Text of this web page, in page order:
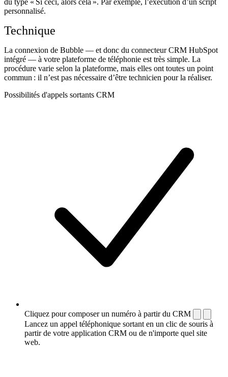
personnalisé.
Technique
La connexion de Bubble — et donc du connecteur CRM HubSpot
intégré — à votre plateforme de téléphonie est très simple. La
procédure varie selon la plateforme, mais elles ont toutes un point
commun : il n’est pas nécessaire d’être technicien pour la réaliser.
Possibilités d'appels sortants CRM
Cliquez pour composer un numéro à partir du CRM
Lancez un appel téléphonique sortant en un clic de souris à
partir de votre application CRM ou de n'importe quel site
web.